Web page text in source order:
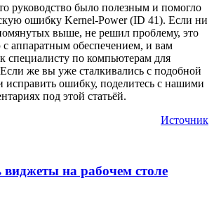
руководство было полезным и помогло
ошибку Kernel-Power (ID 41). Если ни
выше, не решил проблему, это
с аппаратным обеспечением, и вам
к специалисту по компьютерам для
же вы уже сталкивались с подобной
исправить ошибку, поделитесь с нашими
под этой статьёй.
Источник
виджеты на рабочем столе